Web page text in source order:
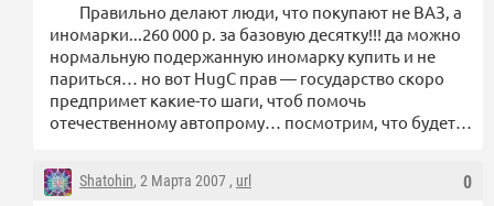
Правильно делают люди, что покупают не ВАЗ, а
иномарки...260 000 р. за базовую десятку!!! да можно
нормальную подержанную иномарку купить и не
париться… но вот HugC прав — государство скоро
предпримет какие-то шаги, чтоб помочь
отечественному автопрому… посмотрим, что будет…
0
Shatohin, 2 Марта 2007 , url